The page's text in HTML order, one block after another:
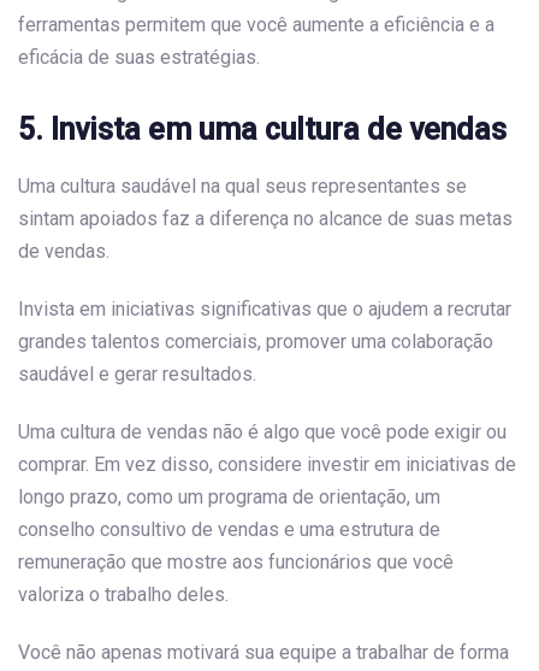
ferramentas permitem que você aumente a eficiência e a
eficácia de suas estratégias.
5. Invista em uma cultura de vendas
Uma cultura saudável na qual seus representantes se
sintam apoiados faz a diferença no alcance de suas metas
de vendas.
Invista em iniciativas significativas que o ajudem a recrutar
grandes talentos comerciais, promover uma colaboração
saudável e gerar resultados.
Uma cultura de vendas não é algo que você pode exigir ou
comprar. Em vez disso, considere investir em iniciativas de
longo prazo, como um programa de orientação, um
conselho consultivo de vendas e uma estrutura de
remuneração que mostre aos funcionários que você
valoriza o trabalho deles.
Você não apenas motivará sua equipe a trabalhar de forma